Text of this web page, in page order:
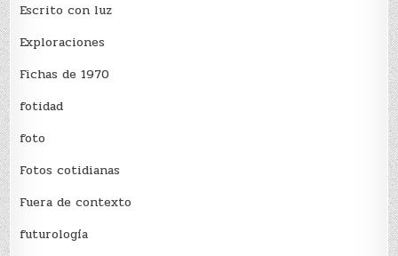
Escrito con luz
Exploraciones
Fichas de 1970
fotidad
foto
Fotos cotidianas
Fuera de contexto
futurología